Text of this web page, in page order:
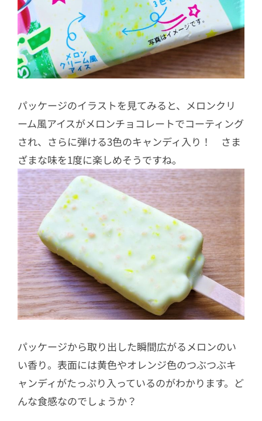
パッケージのイラストを見てみると、メロンクリ
ーム風アイスがメロンチョコレートでコーティング
され、さらに弾ける3色のキャンディ入り！ さま
ざまな味を1度に楽しめそうですね。
パッケージから取り出した瞬間広がるメロンのい
い香り。表面には黄色やオレンジ色のつぶつぶキ
ャンディがたっぷり入っているのがわかります。ど
んな食感なのでしょうか？